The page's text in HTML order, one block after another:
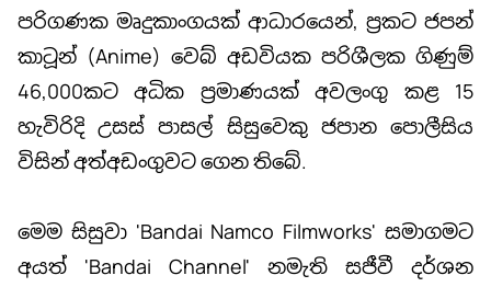
පරිගණක මෘදුකාංගයක් ආධාරයෙන්, ප්‍රකට ජපන්
කාටූන් (Anime) වෙබ් අඩවියක පරිශීලක ගිණුම්
46,000කට අධික ප්‍රමාණයක් අවලංගු කළ 15
හැවිරිදි උසස් පාසල් සිසුවෙකු ජපාන පොලීසිය
විසින් අත්අඩංගුවට ගෙන තිබේ.
මෙම සිසුවා 'Bandai Namco Filmworks' සමාගමට
අයත් 'Bandai Channel' නමැති සජීවී දර්ශන